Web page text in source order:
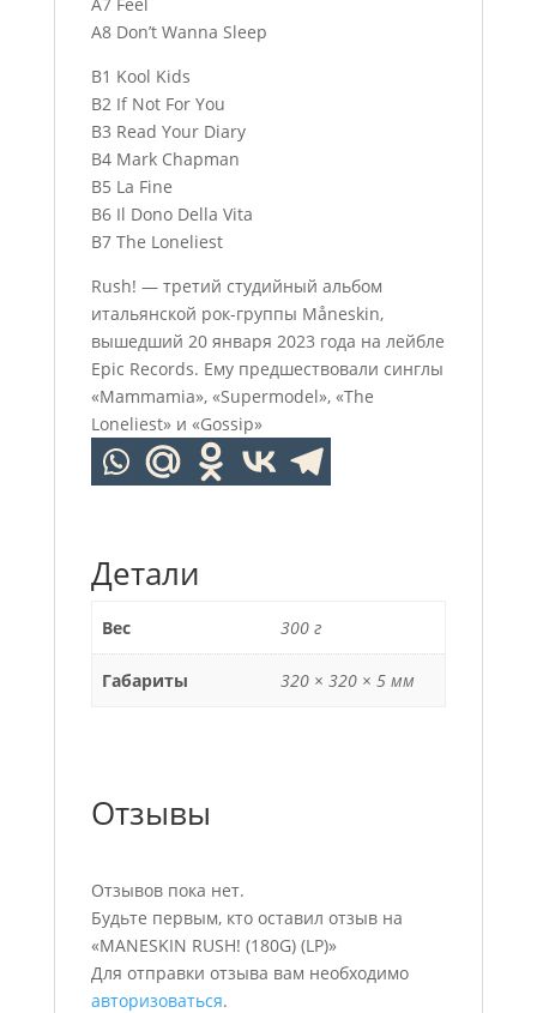
A8 Don’t Wanna Sleep
B1 Kool Kids
B2 If Not For You
B3 Read Your Diary
B4 Mark Chapman
B5 La Fine
B6 Il Dono Della Vita
B7 The Loneliest
Rush! — третий студийный альбом
итальянской рок-группы Måneskin,
вышедший 20 января 2023 года на лейбле
Epic Records. Ему предшествовали синглы
«Mammamia», «Supermodel», «The
Loneliest» и «Gossip»
Детали
Вес 300 г
Габариты 320 × 320 × 5 мм
Отзывы
Отзывов пока нет.
Будьте первым, кто оставил отзыв на
«MANESKIN RUSH! (180G) (LP)»
Для отправки отзыва вам необходимо
авторизоваться.